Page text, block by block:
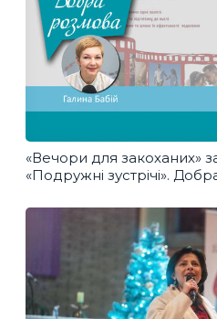
«Вечори для закоханих»
«Подружні зустрічі».